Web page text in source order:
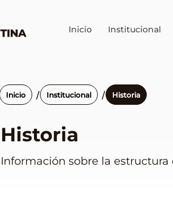
Inicio Institucional
Inicio / Institucional / Historia
Historia
Información sobre la